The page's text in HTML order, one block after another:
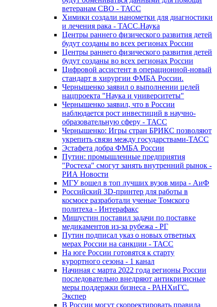
ветеранам СВО - ТАСС
Химики создали нанометки для диагностики
и лечения рака - ТАСС.Наука
Центры раннего физического развития детей
будут созданы во всех регионах России
Центры раннего физического развития детей
будут созданы во всех регионах России
Цифровой ассистент в операционной-новый
стандарт в хирургии ФМБА России.
Чернышенко заявил о выполнении целей
нацпроекта "Наука и университеты"
Чернышенко заявил, что в России
наблюдается рост инвестиций в научно-
образовательную сферу - ТАСС
Чернышенко: Игры стран БРИКС позволяют
укрепить связи между государствами-ТАСС
Эстафета добра ФМБА России
Путин: промышленные предприятия
"Ростеха" смогут занять внутренний рынок -
РИА Новости
МГУ вошел в топ лучших вузов мира - АиФ
Российский 3D-принтер для работы в
космосе разработали ученые Томского
политеха - Интерафакс
Мишустин поставил задачи по поставке
медикаментов из-за рубежа - РГ
Путин подписал указ о новых ответных
мерах России на санкции - ТАСС
На юге России готовятся к старту
курортного сезона - 1 канал
Начиная с марта 2022 года регионы России
последовательно внедряют антикризисные
меры поддержки бизнеса - РАНХиГС.
Экспер
В России могут скорректировать правила